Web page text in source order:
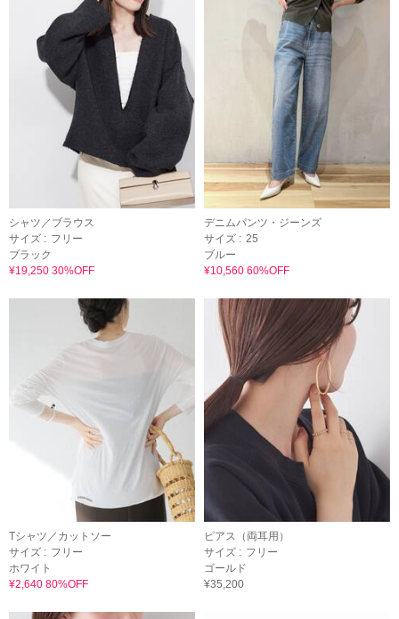
シャツ／ブラウス
サイズ : フリー
ブラック
¥19,250 30%OFF
デニムパンツ・ジーンズ
サイズ : 25
ブルー
¥10,560 60%OFF
Tシャツ／カットソー
サイズ : フリー
ホワイト
¥2,640 80%OFF
ピアス（両耳用）
サイズ : フリー
ゴールド
¥35,200